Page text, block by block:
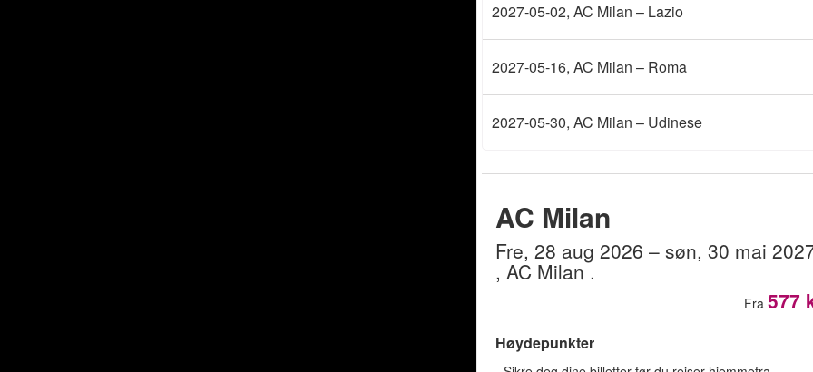
2027-05-02, AC Milan – Lazio
2027-05-16, AC Milan – Roma
2027-05-30, AC Milan – Udinese
AC Milan
fre, 28 aug 2026– søn, 30 mai
, AC Milan.
Fra 577
Høydepunkter